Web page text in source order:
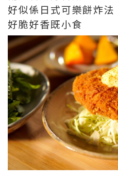
好似係日式可樂餅炸法
好脆好香既小食